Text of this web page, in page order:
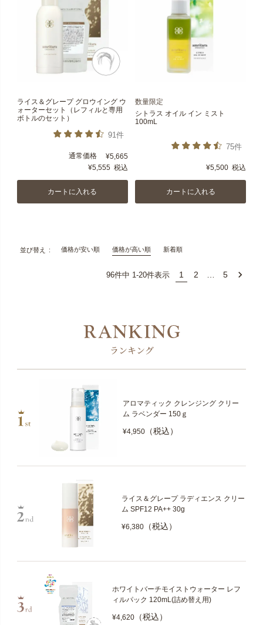
ライス＆グレープ グロウイング ウ
ォーターセット（レフィルと専用
ボトルのセット）
91件
通常価格 ¥5,665
¥5,555 税込
カートに入れる
数量限定
シトラス オイル イン ミスト
100mL
75件
¥5,500 税込
カートに入れる
並び替え 価格が安い順 価格が高い順 新着順
96件中 1-20件表示 1 2 … 5
ランキング
アロマティック クレンジング クリー
ム ラベンダー 150ｇ
¥4,950 （税込）
ライス＆グレープ ラディエンス クリー
ム SPF12 PA++ 30g
¥6,380 （税込）
ホワイトバーチモイストウォーター レフ
ィルパック 120mL(詰め替え用)
¥4,620 （税込）